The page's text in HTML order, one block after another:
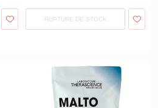
RUPTURE DE STOCK